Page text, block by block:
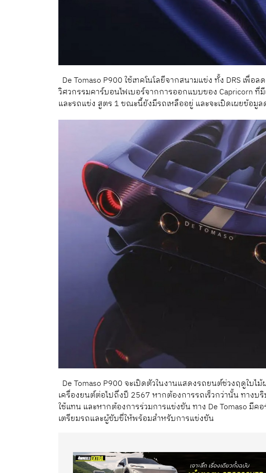
De Tomaso P900 ใช้เทคโนโลยีจากสนามแข่ง ทั้ง DRS เพื่
วิศวกรรมคาร์บอนไฟเบอร์จากการออกแบบของ Capricorn ที่
และรถแข่ง สูตร 1 ขณะนี้ยังมีรถเหลืออยู่ และจะเปิดเผยข้อมู
De Tomaso P900 จะเปิดตัวในงานแสดงรถยนต์ช่วงฤดูใบ
เครื่องยนต์ต่อไปถึงปี 2567 หากต้องการรถเร็วกว่านั้น ทาง
ใช้แทน และหากต้องการร่วมการแข่งขัน ทาง De Tomaso มี
เตรียมรถและผู้ขับขี่ให้พร้อมสำหรับการแข่งขัน